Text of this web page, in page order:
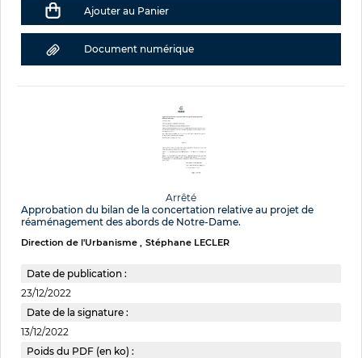
Ajouter au Panier
Document numérique
Arrêté
Approbation du bilan de la concertation relative au projet de
réaménagement des abords de Notre-Dame.
Direction de l'Urbanisme Stéphane LECLER
Date de publication :
23/12/2022
Date de la signature :
13/12/2022
Poids du PDF (en ko) :